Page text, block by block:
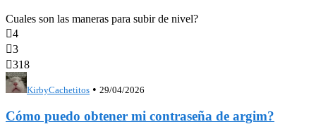
Cuales son las maneras para subir de nivel?
4
3
318
KirbyCachetitos • 29/04/2026
Cómo puedo obtener mi contraseña de argim?